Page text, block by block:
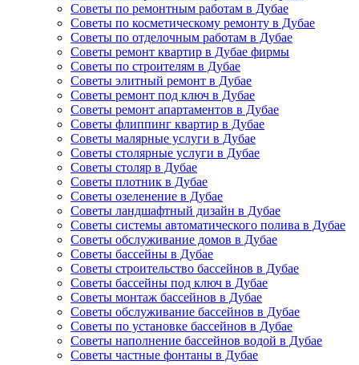
Советы по ремонтным работам в Дубае
Советы по косметическому ремонту в Дубае
Советы по отделочным работам в Дубае
Советы ремонт квартир в Дубае фирмы
Советы по строителям в Дубае
Советы элитный ремонт в Дубае
Советы ремонт под ключ в Дубае
Советы ремонт апартаментов в Дубае
Советы флиппинг квартир в Дубае
Советы малярные услуги в Дубае
Советы столярные услуги в Дубае
Советы столяр в Дубае
Советы плотник в Дубае
Советы озеленение в Дубае
Советы ландшафтный дизайн в Дубае
Советы системы автоматического полива в Дубае
Советы обслуживание домов в Дубае
Советы бассейны в Дубае
Советы строительство бассейнов в Дубае
Советы бассейны под ключ в Дубае
Советы монтаж бассейнов в Дубае
Советы обслуживание бассейнов в Дубае
Советы по установке бассейнов в Дубае
Советы наполнение бассейнов водой в Дубае
Советы частные фонтаны в Дубае